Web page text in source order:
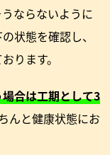
ならないように
状態を確認し、
ります。
合は工期として3
んと健康状態にお